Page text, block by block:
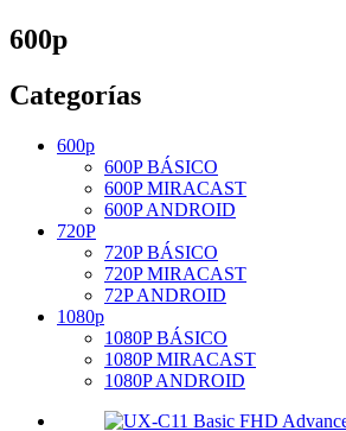
600p
Categorías
600p
600P BÁSICO
600P MIRACAST
600P ANDROID
720P
720P BÁSICO
720P MIRACAST
72P ANDROID
1080p
1080P BÁSICO
1080P MIRACAST
1080P ANDROID